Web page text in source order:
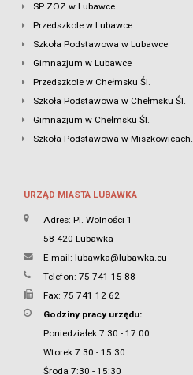
SP ZOZ w Lubawce
Przedszkole w Lubawce
Szkoła Podstawowa w Lubawce
Gimnazjum w Lubawce
Przedszkole w Chełmsku Śl.
Szkoła Podstawowa w Chełmsku Śl.
Gimnazjum w Chełmsku Śl.
Szkoła Podstawowa w Miszkowicach.
URZĄD MIASTA LUBAWKA
Adres: Pl. Wolności 1
58-420 Lubawka
E-mail: lubawka@lubawka.eu
Telefon: 75 741 15 88
Fax: 75 741 12 62
Godziny pracy urzędu:
Poniedziałek 7:30 - 17:00
Wtorek 7:30 - 15:30
Środa 7:30 - 15:30